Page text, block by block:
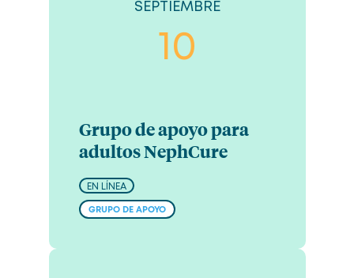
SEPTIEMBRE
10
Grupo de apoyo para
adultos NephCure
EN LÍNEA
GRUPO DE APOYO